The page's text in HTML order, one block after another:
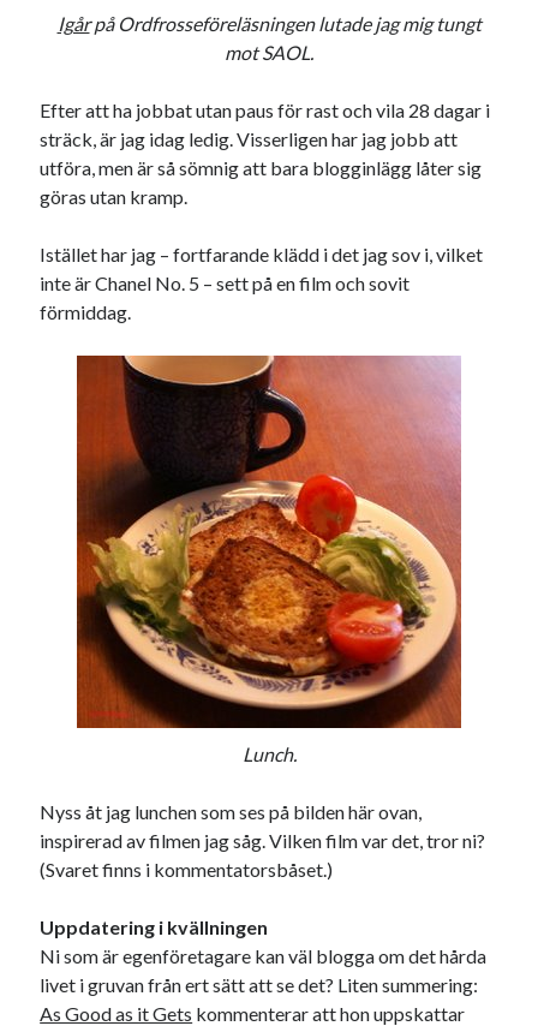
Igårpå Ordfrosseföreläsningen lutade jag mig tungt
mot SAOL.
Efter att ha jobbat utan paus för rast och vila 28 dagar i
sträck, är jag idag ledig. Visserligen har jag jobb att
utföra, men är så sömnig att bara blogginlägg låter sig
göras utan kramp.
Istället har jag – fortfarande klädd i det jag sov i, vilket
inte är Chanel No. 5 – sett på en film och sovit
förmiddag.
Lunch.
Nyss åt jag lunchen som ses på bilden här ovan,
inspirerad av filmen jag såg. Vilken film var det, tror ni?
(Svaret finns i kommentatorsbåset.)
Uppdatering i kvällningen
Ni som är egenföretagare kan väl blogga om det hårda
livet i gruvan från ert sätt att se det? Liten summering:
As Good as it Gets kommenterar att hon uppskattar